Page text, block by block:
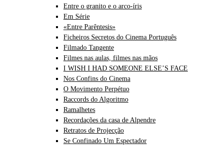
Entre o granito e o arco-íris
Em Série
«Entre Parêntesis»
Ficheiros Secretos do Cinema Português
Filmado Tangente
Filmes nas aulas, filmes nas mãos
I WISH I HAD SOMEONE ELSE’S FACE
Nos Confins do Cinema
O Movimento Perpétuo
Raccords do Algoritmo
Ramalhetes
Recordações da casa de Alpendre
Retratos de Projecção
Se Confinado Um Espectador